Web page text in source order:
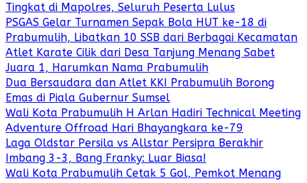
Tingkat di Mapolres, Seluruh Peserta Lulus
PSGAS Gelar Turnamen Sepak Bola HUT ke-18 di
Prabumulih, Libatkan 10 SSB dari Berbagai Kecamatan
Atlet Karate Cilik dari Desa Tanjung Menang Sabet
Juara 1, Harumkan Nama Prabumulih
Dua Bersaudara dan Atlet KKI Prabumulih Borong
Emas di Piala Gubernur Sumsel
Wali Kota Prabumulih H Arlan Hadiri Technical Meeting
Adventure Offroad Hari Bhayangkara ke-79
Laga Oldstar Persila vs Allstar Persipra Berakhir
Imbang 3-3, Bang Franky: Luar Biasa!
Wali Kota Prabumulih Cetak 5 Gol, Pemkot Menang